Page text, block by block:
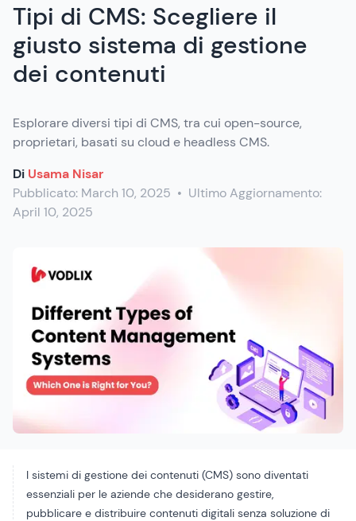
Tipi di CMS: Scegliere il
giusto sistema di gestione
dei contenuti
Esplorare diversi tipi di CMS, tra cui open-source,
proprietari, basati su cloud e headless CMS.
Di Usama Nisar
Pubblicato: March 10, 2025 • Ultimo Aggiornamento:
April 10, 2025
I sistemi di gestione dei contenuti (CMS) sono diventati
essenziali per le aziende che desiderano gestire,
pubblicare e distribuire contenuti digitali senza soluzione di